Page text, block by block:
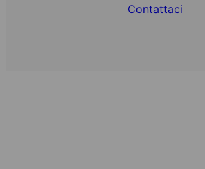
Contattaci